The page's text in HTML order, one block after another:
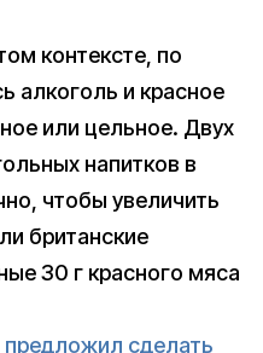
контексте, по
алкоголь и красное
или цельное. Двух
напитков в
чтобы увеличить
британские
30 г красного мяса
предложил сделать